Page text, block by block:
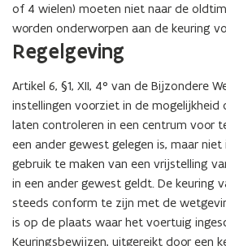
of 4 wielen) moeten niet naar de
worden onderworpen aan de keuring
Regelgeving
Artikel 6, §1, XII, 4° van de Bijzondere
instellingen voorziet in de
laten controleren in een centrum voor
een ander gewest gelegen is, maar
gebruik te maken van een vrijstelling
in een ander gewest geldt. De keuring
steeds conform te zijn met de
is op de plaats waar het voertuig
Keuringsbewijzen, uitgereikt door een